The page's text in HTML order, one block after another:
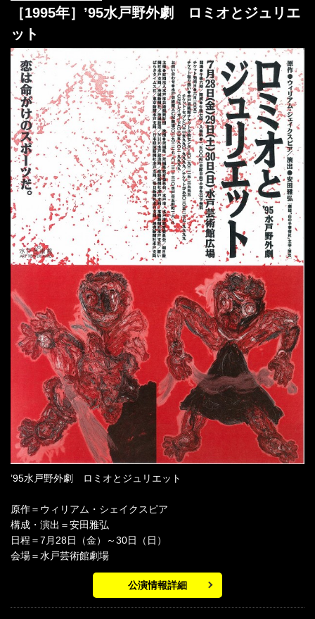
［1995年］’95水戸野外劇 ロミオとジュリエ
ット
’95水戸野外劇 ロミオとジュリエット
原作＝ウィリアム・シェイクスピア
構成・演出＝安田雅弘
日程＝7月28日（金）～30日（日）
会場＝水戸芸術館劇場
公演情報詳細